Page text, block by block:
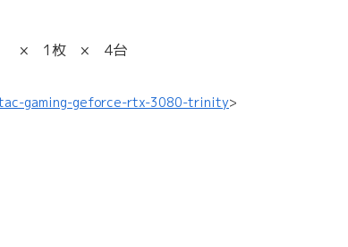
） × 1枚 × 4台
gaming-geforce-rtx-3080-trinity>